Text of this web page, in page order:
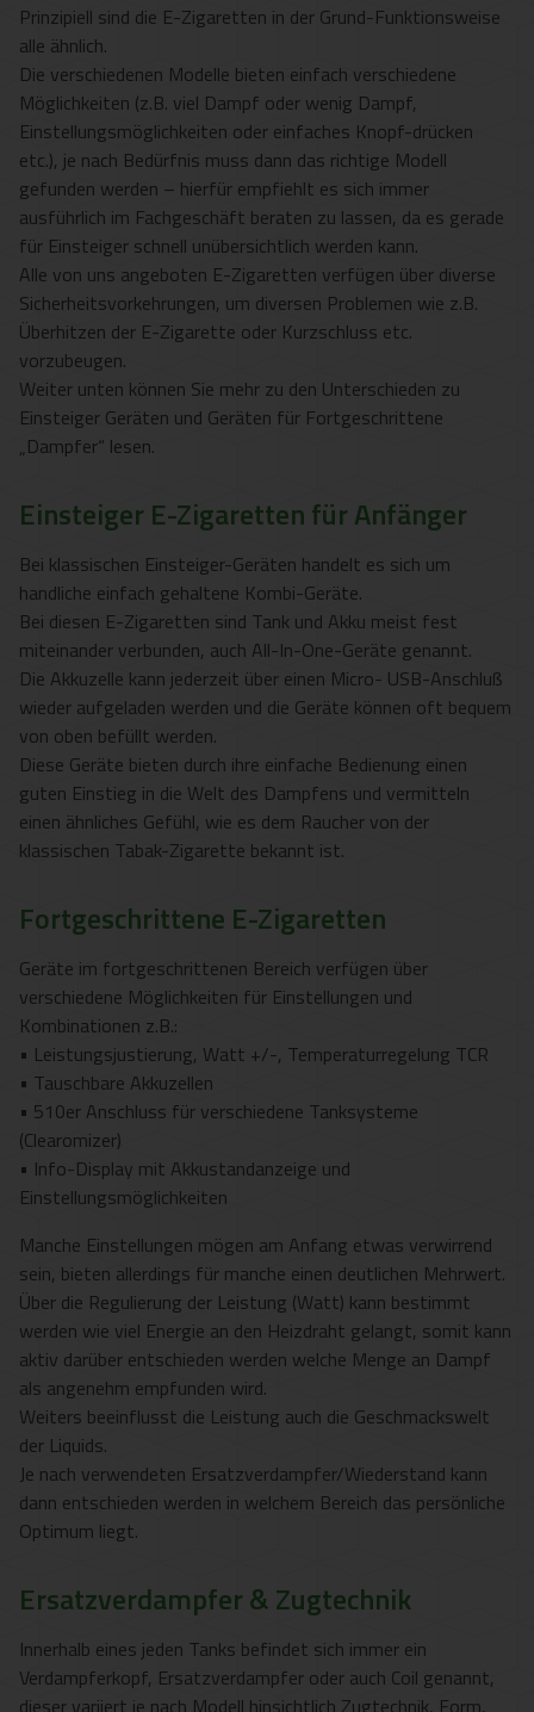
Prinzipiell sind die E-Zigaretten in der Grund-Funktionsweise
alle ähnlich.
Die verschiedenen Modelle bieten einfach verschiedene
Möglichkeiten (z.B. viel Dampf oder wenig Dampf,
Einstellungsmöglichkeiten oder einfaches Knopf-drücken
etc.), je nach Bedürfnis muss dann das richtige Modell
gefunden werden – hierfür empfiehlt es sich immer
ausführlich im Fachgeschäft beraten zu lassen, da es gerade
für Einsteiger schnell unübersichtlich werden kann.
Alle von uns angeboten E-Zigaretten verfügen über diverse
Sicherheitsvorkehrungen, um diversen Problemen wie z.B.
Überhitzen der E-Zigarette oder Kurzschluss etc.
vorzubeugen.
Weiter unten können Sie mehr zu den Unterschieden zu
Einsteiger Geräten und Geräten für Fortgeschrittene
„Dampfer“ lesen.
Einsteiger E-Zigaretten für Anfänger
Bei klassischen Einsteiger-Geräten handelt es sich um
handliche einfach gehaltene Kombi-Geräte.
Bei diesen E-Zigaretten sind Tank und Akku meist fest
miteinander verbunden, auch All-In-One-Geräte genannt.
Die Akkuzelle kann jederzeit über einen Micro- USB-Anschluß
wieder aufgeladen werden und die Geräte können oft bequem
von oben befüllt werden.
Diese Geräte bieten durch ihre einfache Bedienung einen
guten Einstieg in die Welt des Dampfens und vermitteln
einen ähnliches Gefühl, wie es dem Raucher von der
klassischen Tabak-Zigarette bekannt ist.
Fortgeschrittene E-Zigaretten
Geräte im fortgeschrittenen Bereich verfügen über
verschiedene Möglichkeiten für Einstellungen und
Kombinationen z.B.:
• Leistungsjustierung, Watt +/-, Temperaturregelung TCR
• Tauschbare Akkuzellen
• 510er Anschluss für verschiedene Tanksysteme
(Clearomizer)
• Info-Display mit Akkustandanzeige und
Einstellungsmöglichkeiten
Manche Einstellungen mögen am Anfang etwas verwirrend
sein, bieten allerdings für manche einen deutlichen Mehrwert.
Über die Regulierung der Leistung (Watt) kann bestimmt
werden wie viel Energie an den Heizdraht gelangt, somit kann
aktiv darüber entschieden werden welche Menge an Dampf
als angenehm empfunden wird.
Weiters beeinflusst die Leistung auch die Geschmackswelt
der Liquids.
Je nach verwendeten Ersatzverdampfer/Wiederstand kann
dann entschieden werden in welchem Bereich das persönliche
Optimum liegt.
Ersatzverdampfer & Zugtechnik
Innerhalb eines jeden Tanks befindet sich immer ein
Verdampferkopf, Ersatzverdampfer oder auch Coil genannt,
dieser variiert je nach Modell hinsichtlich Zugtechnik, Form,